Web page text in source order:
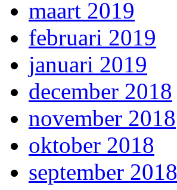
maart 2019
februari 2019
januari 2019
december 2018
november 2018
oktober 2018
september 2018